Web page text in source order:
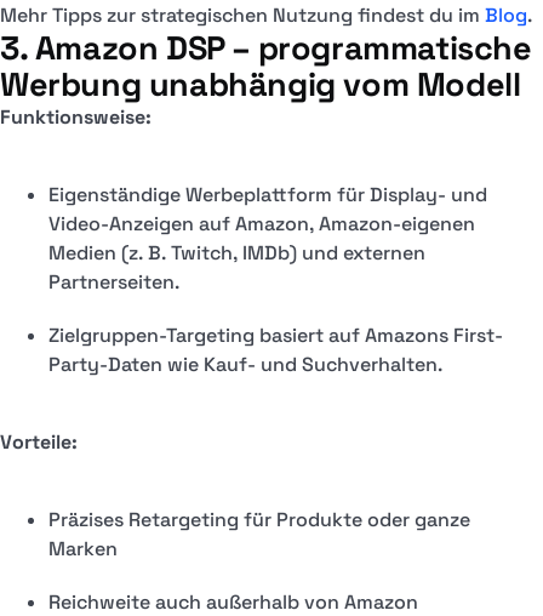
Mehr Tipps zur strategischen Nutzung findest du im Blog.
3. Amazon DSP – programmatische
Werbung unabhängig vom Modell
Funktionsweise:
Eigenständige Werbeplattform für Display- und
Video-Anzeigen auf Amazon, Amazon-eigenen
Medien (z. B. Twitch, IMDb) und externen
Partnerseiten.
Zielgruppen-Targeting basiert auf Amazons First-
Party-Daten wie Kauf- und Suchverhalten.
Vorteile:
Präzises Retargeting für Produkte oder ganze
Marken
Reichweite auch außerhalb von Amazon